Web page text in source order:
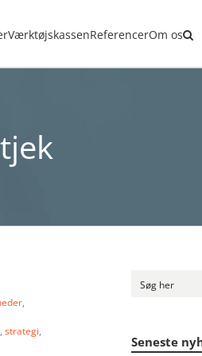
VærktøjskassenReferencerOm os
,
, strategi,
Seneste